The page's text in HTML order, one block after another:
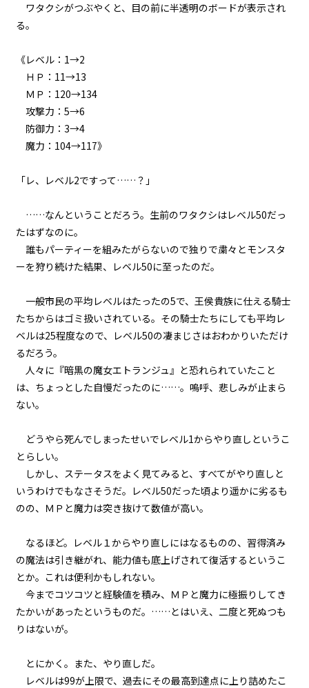
フォント
背景色
黒 白 生
組み方向
める。
episode18
episode19
ソードにちょっぴり昔を思い出
す。
episode20
は無敵モード。
その陰でもう一人…。
episode22
小休止：悪役令嬢、地獄でグルメ
紀行。《台湾ラーメン編》
悪役令嬢、武器を所望する。
episode24
悪役令嬢、現在の地獄の統治状況
を知る。
ワタクシがつぶやくと、目の前に半透明のボードが表示され
る。
《レベル：1→2
ＨＰ：11→13
ＭＰ：120→134
攻撃力：5→6
防御力：3→4
魔力：104→117》
「レ、レベル2ですって……？」
……なんということだろう。生前のワタクシはレベル50だっ
たはずなのに。
誰もパーティーを組みたがらないので独りで粛々とモンスタ
ーを狩り続けた結果、レベル50に至ったのだ。
一般市民の平均レベルはたったの5で、王侯貴族に仕える騎士
たちからはゴミ扱いされている。その騎士たちにしても平均レ
ベルは25程度なので、レベル50の凄まじさはおわかりいただけ
るだろう。
人々に『暗黒の魔女エトランジュ』と恐れられていたこと
は、ちょっとした自慢だったのに……。嗚呼、悲しみが止まら
ない。
どうやら死んでしまったせいでレベル1からやり直しというこ
とらしい。
しかし、ステータスをよく見てみると、すべてがやり直しと
いうわけでもなさそうだ。レベル50だった頃より遥かに劣るも
のの、ＭＰと魔力は突き抜けて数値が高い。
なるほど。レベル１からやり直しにはなるものの、習得済み
の魔法は引き継がれ、能力値も底上げされて復活するというこ
とか。これは便利かもしれない。
今までコツコツと経験値を積み、ＭＰと魔力に極振りしてき
たかいがあったというものだ。……とはいえ、二度と死ぬつも
りはないが。
とにかく。また、やり直しだ。
レベルは99が上限で、過去にその最高到達点に上り詰めたこ